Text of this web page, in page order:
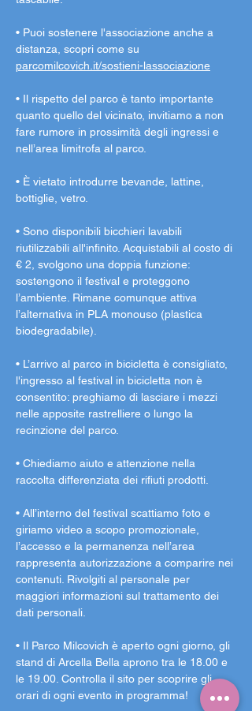
• Puoi sostenere l'associazione anche a
distanza, scopri come su
parcomilcovich.it/sostieni-lassociazione
• Il rispetto del parco è tanto importante
quanto quello del vicinato, invitiamo a non
fare rumore in prossimità degli ingressi e
nell’area limitrofa al parco.
• È vietato introdurre bevande, lattine,
bottiglie, vetro.
• Sono disponibili bicchieri lavabili
riutilizzabili all'infinito. Acquistabili al costo di
€ 2, svolgono una doppia funzione:
sostengono il festival e proteggono
l’ambiente. Rimane comunque attiva
l’alternativa in PLA monouso (plastica
biodegradabile).
• L’arrivo al parco in bicicletta è consigliato,
l'ingresso al festival in bicicletta non è
consentito: preghiamo di lasciare i mezzi
nelle apposite rastrelliere o lungo la
recinzione del parco.
• Chiediamo aiuto e attenzione nella
raccolta differenziata dei rifiuti prodotti.
• All’interno del festival scattiamo foto e
giriamo video a scopo promozionale,
l’accesso e la permanenza nell’area
rappresenta autorizzazione a comparire nei
contenuti. Rivolgiti al personale per
maggiori informazioni sul trattamento dei
dati personali.
• Il Parco Milcovich è aperto ogni giorno, gli
stand di Arcella Bella aprono tra le 18.00 e
le 19.00. Controlla il sito per scoprire gli
orari di ogni evento in programma!